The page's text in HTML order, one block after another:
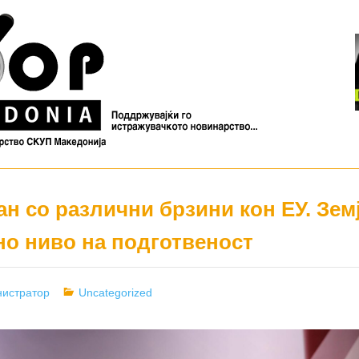
со различни брзини кон ЕУ.
ниво на подготвеност
Categories
Uncategorized